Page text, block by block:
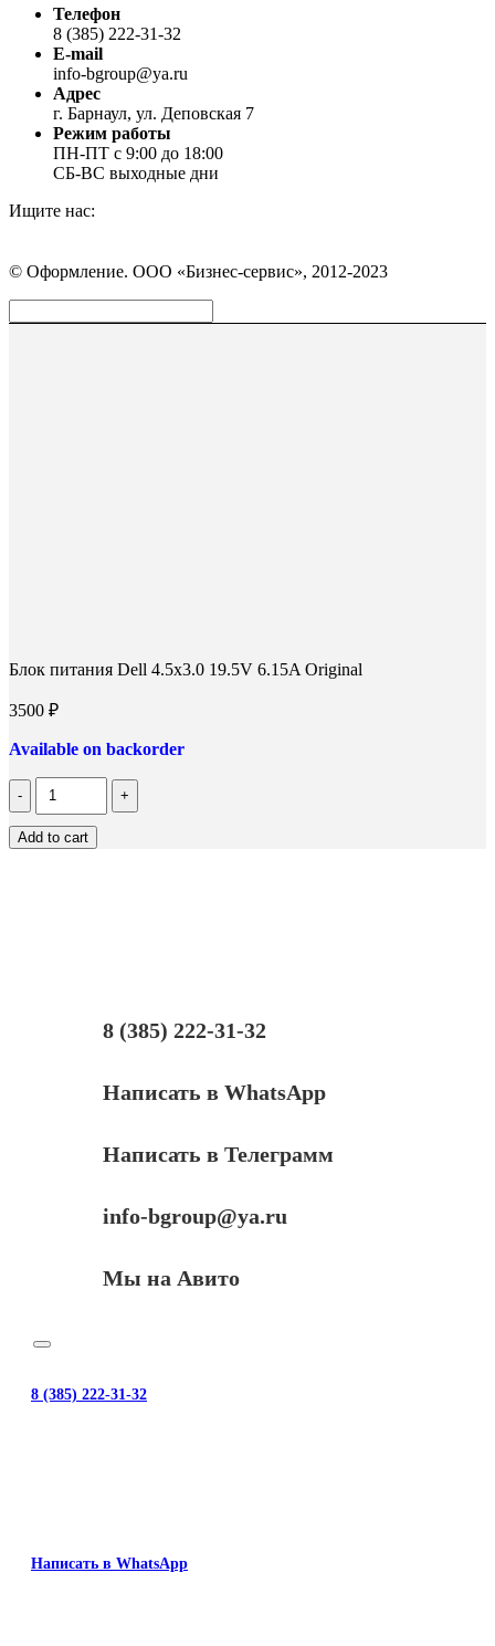
Телефон
8 (385) 222-31-32
E-mail
info-bgroup@ya.ru
Адрес
г. Барнаул, ул. Деповская 7
Режим работы
ПН-ПТ с 9:00 до 18:00
СБ-ВС выходные дни
Ищите нас:
Вконтакте
открывается
в
новом
WhatsApp
открывается
в
новом
Telegram
открывается
в
новом
© Оформление. ООО «Бизнес-сервис», 2012-2023
Блок питания Dell 4.5x3.0 19.5V 6.15A Original
3500 ₽
Available on backorder
Количество
Блок
питания
Dell
Add to cart
8 (385) 222-31-32
Написать в WhatsApp
Написать в Телеграмм
info-bgroup@ya.ru
Мы на Авито
8 (385) 222-31-32
Написать в WhatsApp